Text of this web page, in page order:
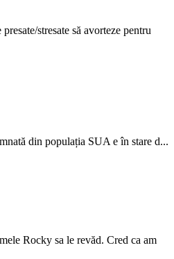
stresate să avorteze pentru
din populația SUA e în stare d...
Rocky sa le revăd. Cred ca am